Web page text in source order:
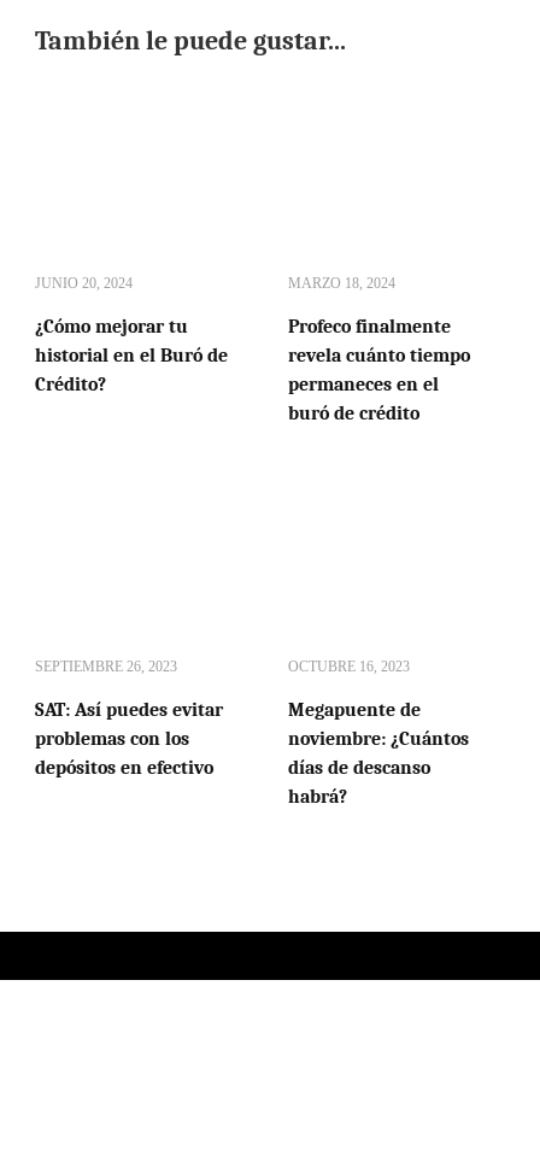
También le puede gustar...
JUNIO 20, 2024
¿Cómo mejorar tu
historial en el Buró de
Crédito?
MARZO 18, 2024
Profeco finalmente
revela cuánto tiempo
permaneces en el
buró de crédito
SEPTIEMBRE 26, 2023
SAT: Así puedes evitar
problemas con los
depósitos en efectivo
OCTUBRE 16, 2023
Megapuente de
noviembre: ¿Cuántos
días de descanso
habrá?